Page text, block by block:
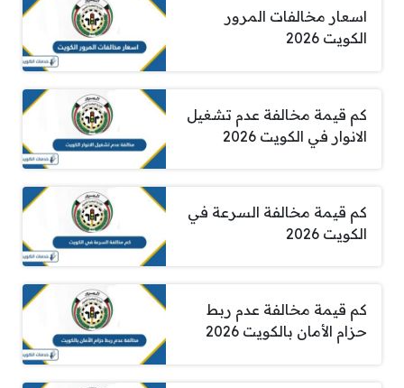
اسعار مخالفات المرور
الكويت 2026
كم قيمة مخالفة عدم تشغيل
الانوار في الكويت 2026
كم قيمة مخالفة السرعة في
الكويت 2026
كم قيمة مخالفة عدم ربط
حزام الأمان بالكويت 2026